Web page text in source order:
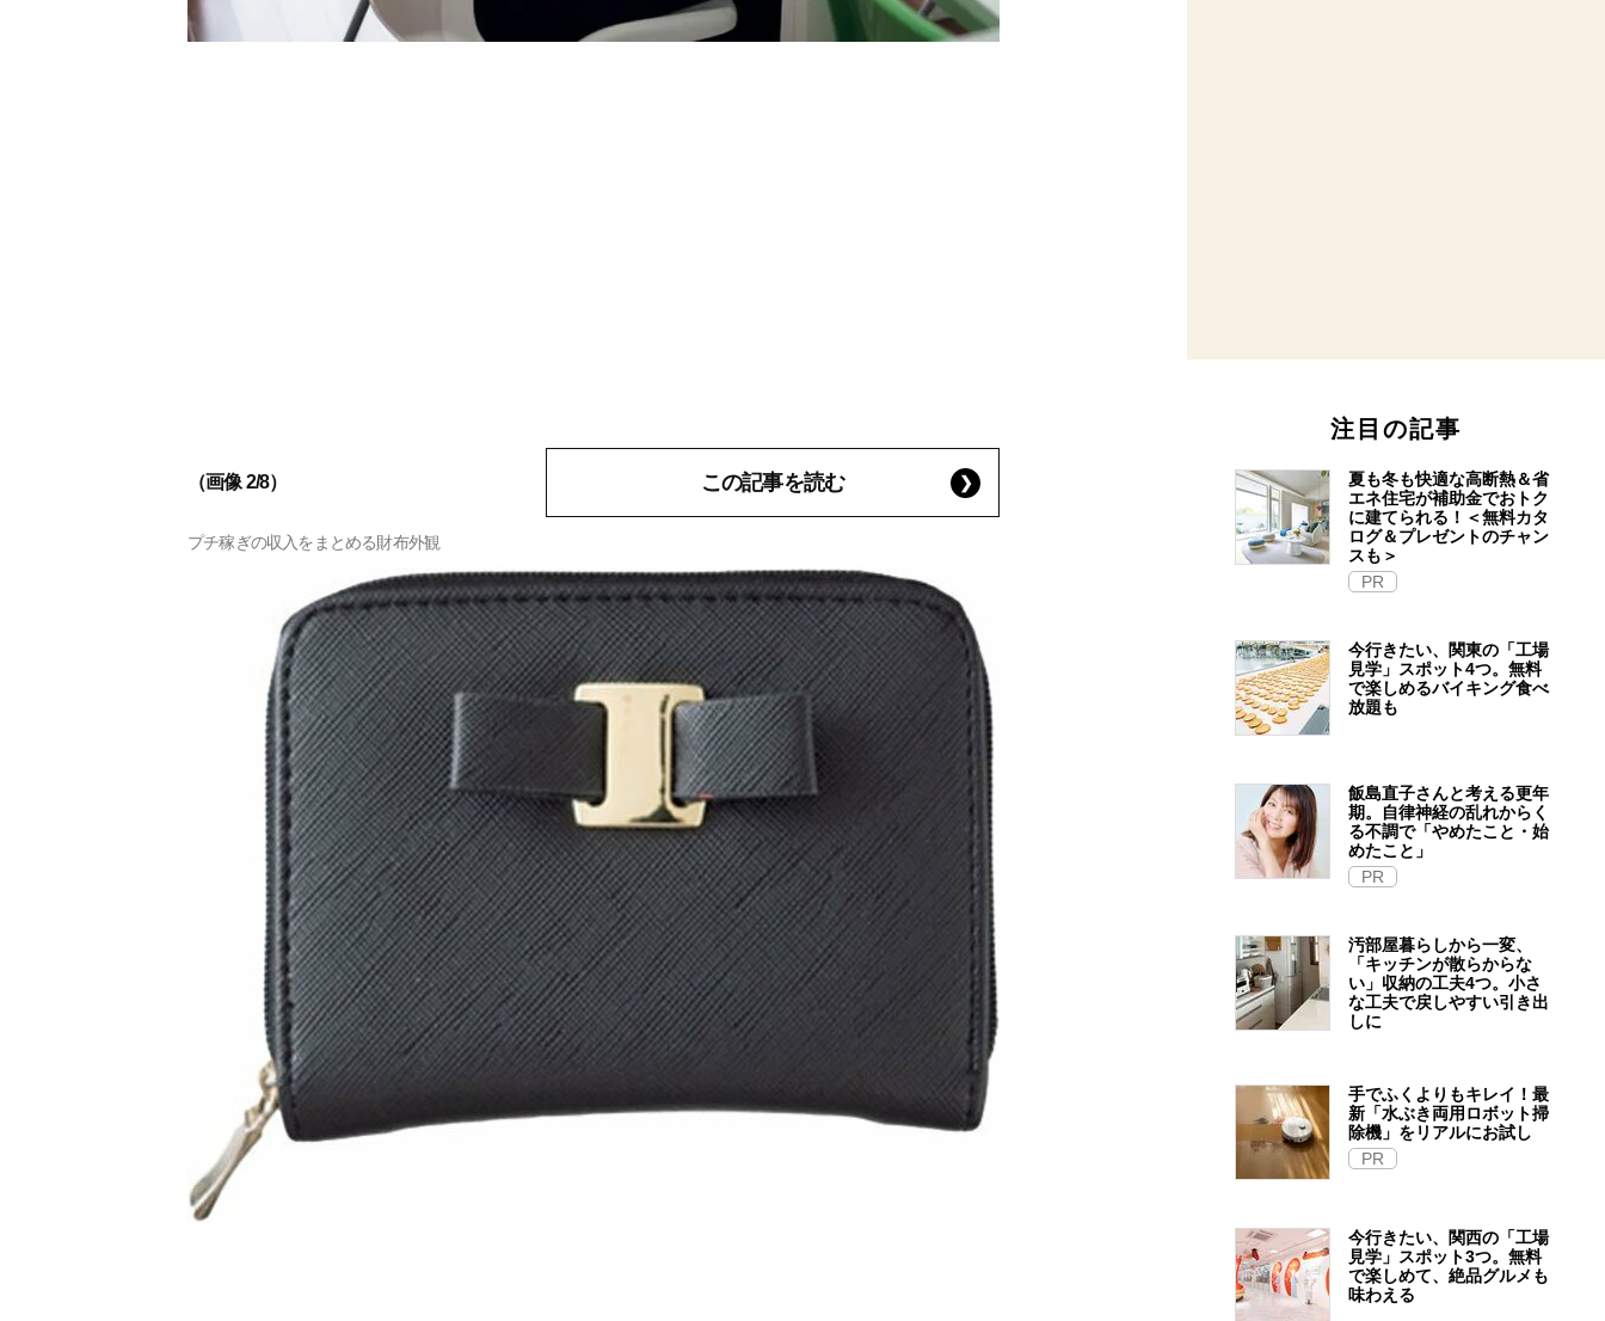
（画像 2/8） この記事を読む
プチ稼ぎの収入をまとめる財布外観
注目の記事
夏も冬も快適な高断熱＆省
エネ住宅が補助金でおトク
に建てられる！＜無料カタ
ログ＆プレゼントのチャン
スも＞
PR
今行きたい、関東の「工場
見学」スポット4つ。無料
で楽しめるバイキング食べ
放題も
飯島直子さんと考える更年
期。自律神経の乱れからく
る不調で「やめたこと・始
めたこと」
PR
汚部屋暮らしから一変、
「キッチンが散らからな
い」収納の工夫4つ。小さ
な工夫で戻しやすい引き出
しに
手でふくよりもキレイ！最
新「水ぶき両用ロボット掃
除機」をリアルにお試し
PR
今行きたい、関西の「工場
見学」スポット3つ。無料
で楽しめて、絶品グルメも
味わえる